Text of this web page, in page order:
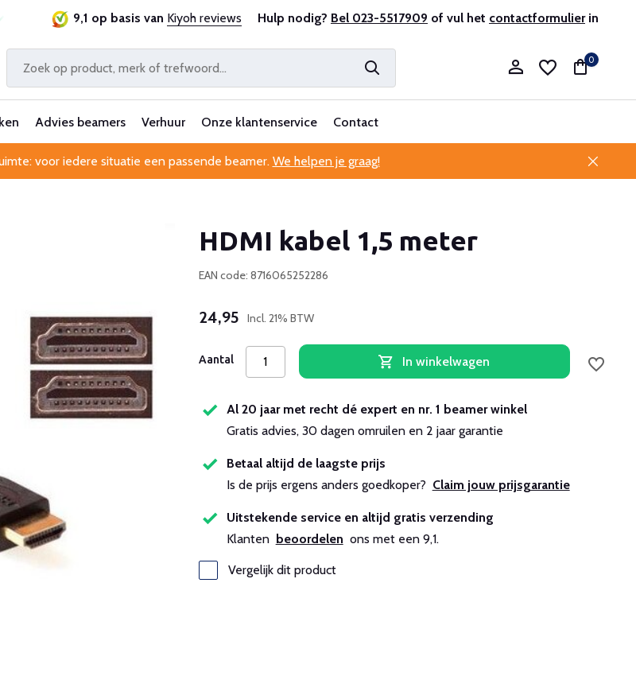
Laagste prijsgarantie Al 25 jaar betrouwbaar en ervaren Professionele klantenservice
9,1 op basis van Kiyoh reviews Hulp nodig? Bel 023-5517909 of vul het contactformulierin
Account aanmaken
0
Advies beamers Verhuur Onze klantenservice Contact
voor iedere situatie een passende beamer. We helpen je graag!
HDMI kabel 1,5 meter
EAN code: 8716065252286
24,95 Incl. 21% BTW
Aantal In winkelwagen
Al 20 jaar met recht dé expert en nr. 1 beamer winkel
Gratis advies, 30 dagen omruilen en 2 jaar garantie
Betaal altijd de laagste prijs
Is de prijs ergens anders goedkoper? Claim jouw prijsgarantie
Uitstekende service en altijd gratis verzending
Klanten beoordelen ons met een 9,1.
Vergelijk dit product